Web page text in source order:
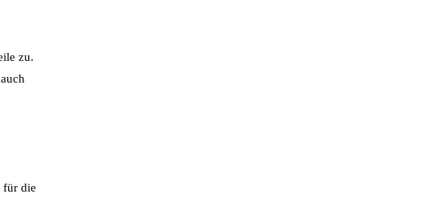
zu.
für die